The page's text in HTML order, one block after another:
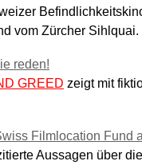
vom Zürcher Sihlquai.
reden!
GREED zeigt mit
Filmlocation Fund
Aussagen über